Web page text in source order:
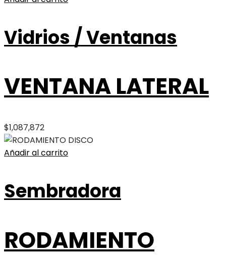
Vidrios / Ventanas
VENTANA LATERAL
$1,087,872
Añadir al carrito
Sembradora
RODAMIENTO